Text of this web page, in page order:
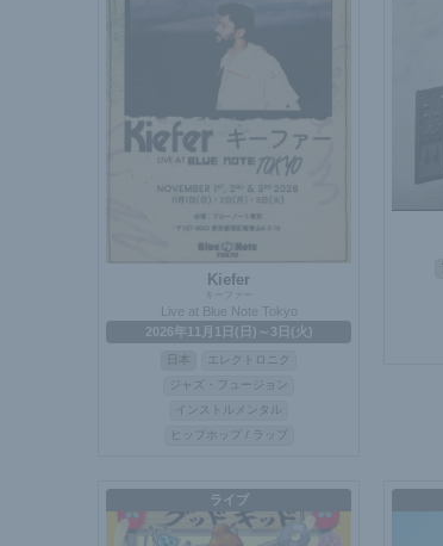
Kiefer
Live at Blue Note Tokyo
2026年11月1日(日)～3日(火)
エレクトロニク
ジャズ・フュージョン
インストルメンタル
ヒップホップ / ラップ
ライブ